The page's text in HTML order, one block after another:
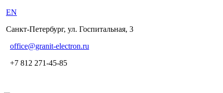
EN
Санкт-Петербург, ул. Госпитальная, 3
office@granit-electron.ru
+7 812 271-45-85